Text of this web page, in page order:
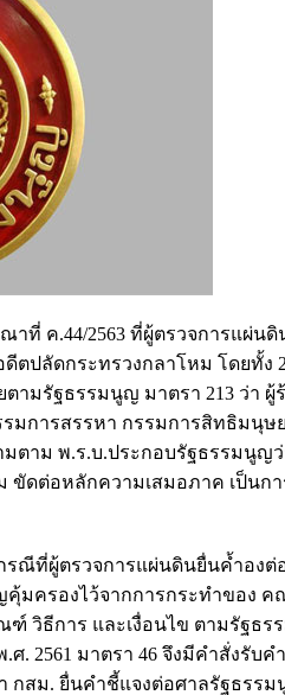
าที่ ค.44/2563 ที่ผู้ตรวจการแผ่น
ปลัดกระทรวงกลาโหม โดยทั้ง
รัฐธรรมนูญ มาตรา 213 ว่า ผู้ร้
มการสรรหา กรรมการสิทธิมนุษ
ตาม พ.ร.บ.ประกอบรัฐธรรมนูญ
ม ขัดต่อหลักความเสมอภาค เป็น
รณีที่ผู้ตรวจการแผ่นดินยื่นค้ำอง
คุ้มครองไว้จากการกระทำของ
วิธีการ และเงื่อนไข ตามรัฐธร
2561 มาตรา 46 จึงมีคำสั่งรับค
กสม. ยื่นคำชี้แจงต่อศาลรัฐธรรม